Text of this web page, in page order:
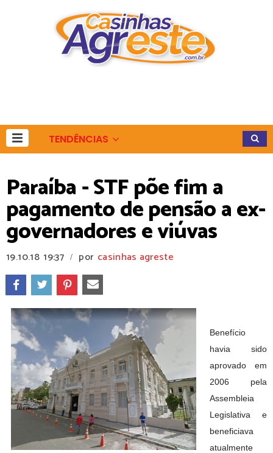
TENDÊNCIAS
Paraíba - STF põe fim a
pagamento de pensão a ex-
governadores e viúvas
19.10.18 19:37 / por casinhas agreste
Benefício
havia sido
aprovado em
2006 pela
Assembleia
Legislativa e
beneficiava
atualmente